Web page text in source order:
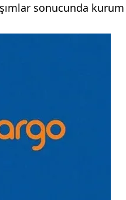
sonucunda kurum